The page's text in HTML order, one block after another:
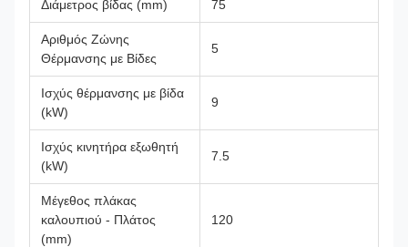
Διάμετρος βίδας (mm) 75
Αριθμός Ζώνης
Θέρμανσης με Βίδες
5
Ισχύς θέρμανσης με βίδα
(kW)
9
Ισχύς κινητήρα εξωθητή
(kW)
7.5
Μέγεθος πλάκας
καλουπιού - Πλάτος
(mm)
120